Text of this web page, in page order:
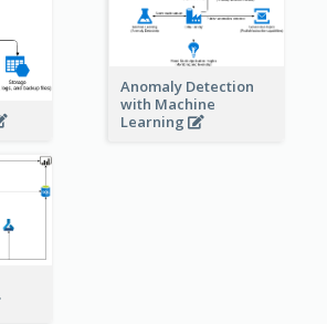
Anomaly Detection
with Machine
Learning